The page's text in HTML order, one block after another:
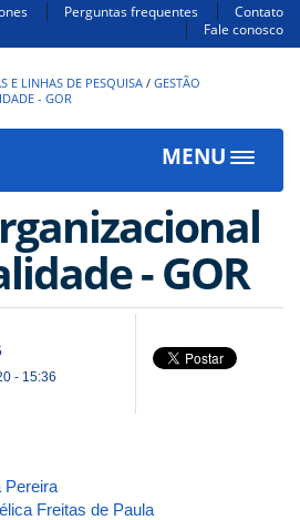
Perguntas frequentes
Contato
Fale conosco
E LINHAS DE PESQUISA / GESTÃO
- GOR
MENU
Toggle
- GOR
- 15:36
Pereira
Freitas de Paula